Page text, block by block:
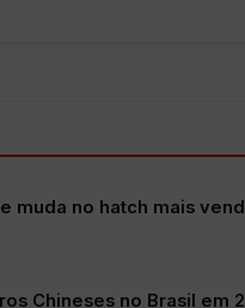
muda no hatch mais
Chineses no Brasil em